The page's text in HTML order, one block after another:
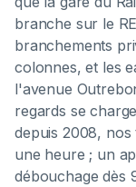
branche sur le
branchements
colonnes, et les
l'avenue
regards se
depuis 2008,
une heure ; un
débouchage dès